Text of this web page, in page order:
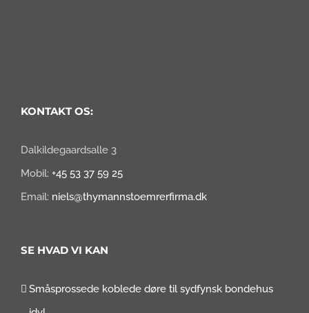
KONTAKT OS:
Dalkildegaardsalle 3
Mobil: +45 53 37 59 25
Email: niels@thymannstoemrerfirma.dk
SE HVAD VI KAN
Småsprossede koblede døre til sydfynsk bondehus